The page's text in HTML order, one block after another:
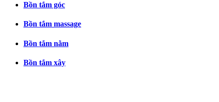
Bồn tắm góc
Bồn tắm massage
Bồn tắm nằm
Bồn tắm xây